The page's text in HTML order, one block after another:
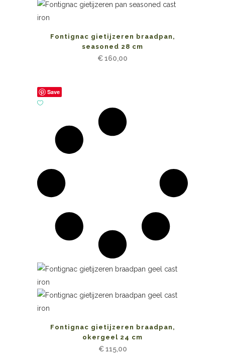
Fontignac gietijzeren braadpan,
seasoned 28 cm
€160,00
Save
Fontignac gietijzeren braadpan,
okergeel 24 cm
€115,00